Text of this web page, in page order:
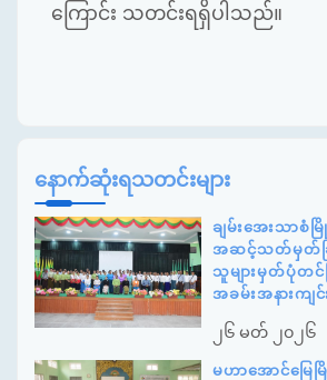
ကြောင်း သတင်းရရှိပါသည်။
နောက်ဆုံးရသတင်းများ
ချမ်းအေးသာစံ
အဆင့်သတ်မှတ်ခြ
သူများမှတ်ပုံတင်
အခမ်းအနားကျင်
၂၆ မတ် ၂၀၂၆
မဟာအောင်မြေ